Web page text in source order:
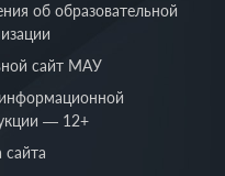
об образовательной
сайт МАУ
— 12+
сайта